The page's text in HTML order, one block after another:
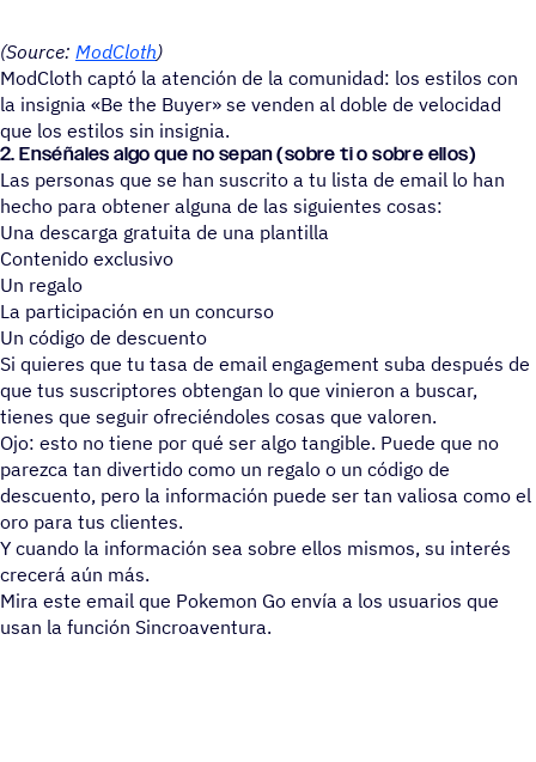
(Source: ModCloth)
ModCloth captó la atención de la comunidad: los estilos con
la insignia «Be the Buyer» se venden al doble de velocidad
que los estilos sin insignia.
2. Enséñales algo que no sepan (sobre ti o sobre ellos)
Las personas que se han suscrito a tu lista de email lo han
hecho para obtener alguna de las siguientes cosas:
Una descarga gratuita de una plantilla
Contenido exclusivo
Un regalo
La participación en un concurso
Un código de descuento
Si quieres que tu tasa de email engagement suba después de
que tus suscriptores obtengan lo que vinieron a buscar,
tienes que seguir ofreciéndoles cosas que valoren.
Ojo: esto no tiene por qué ser algo tangible. Puede que no
parezca tan divertido como un regalo o un código de
descuento, pero la información puede ser tan valiosa como el
oro para tus clientes.
Y cuando la información sea sobre ellos mismos, su interés
crecerá aún más.
Mira este email que Pokemon Go envía a los usuarios que
usan la función Sincroaventura.